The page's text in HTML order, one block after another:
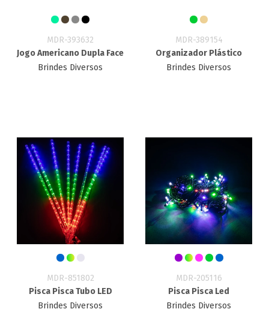
MDR-393632
Jogo Americano Dupla Face
Brindes Diversos
MDR-389154
Organizador Plástico
Brindes Diversos
MDR-851802
Pisca Pisca Tubo LED
Brindes Diversos
MDR-205116
Pisca Pisca Led
Brindes Diversos